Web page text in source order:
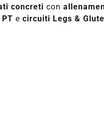
concreti con
ecircuiti Legs &